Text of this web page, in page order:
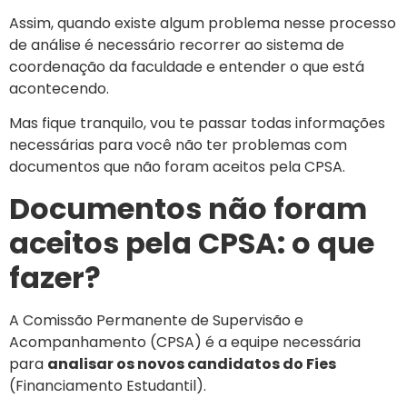
Assim, quando existe algum problema nesse processo
de análise é necessário recorrer ao sistema de
coordenação da faculdade e entender o que está
acontecendo.
Mas fique tranquilo, vou te passar todas informações
necessárias para você não ter problemas com
documentos que não foram aceitos pela CPSA.
Documentos não foram
aceitos pela CPSA: o que
fazer?
A Comissão Permanente de Supervisão e
Acompanhamento (CPSA) é a equipe necessária
para analisar os novos candidatos do Fies
(Financiamento Estudantil).